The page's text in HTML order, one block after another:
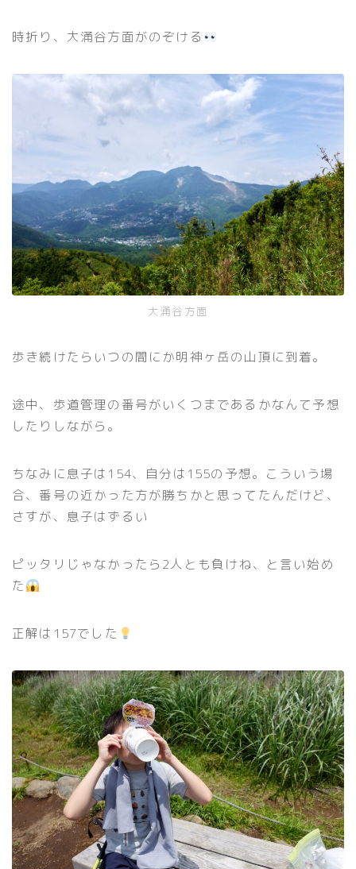
時折り、大涌谷方面がのぞける
大涌谷方面
歩き続けたらいつの間にか明神ヶ岳の山頂に到着。
途中、歩道管理の番号がいくつまであるかなんて予想
したりしながら。
ちなみに息子は154、自分は155の予想。こういう場
合、番号の近かった方が勝ちかと思ってたんだけど、
さすが、息子はずるい
ピッタリじゃなかったら2人とも負けね、と言い始め
た
正解は157でした